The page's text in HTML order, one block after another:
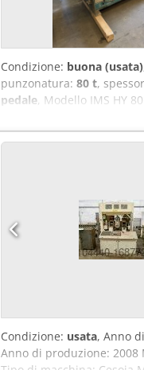
Condizione: buona (usata)
punzonatura: 80 t,
pedale, Modello IMS HY
Condizione: usata, Anno
Anno di produzione: 2008